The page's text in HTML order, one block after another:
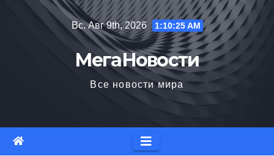
Вс. Авг 9th, 2026 1:10:26 AM
МегаНовости
Все новости мира